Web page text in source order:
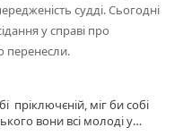
судді. Сьогодні
у справі про
перенесли.
пріключєній, міг би собі
вони всі молоді у